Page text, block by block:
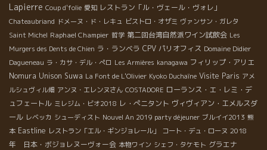
Lapierre Coup d'folie 愛知 レストラン「ル・ヴェール・ヴォレ」
Chateaubriand ドメーヌ・ド・レキュ ビストロ・オザミ ヴァンサン・ガレタ
Saint Michel Raphael Champier 哲学 第二回台湾自然派ワイン試飲会 Les
Murgers des Dents de Chien ラ・ランベラ CPV パリオフィス Domaine Didier
Dagueneau ラ・カサ・デル・ぺロ Les Armières kanagawa フィリップ・アリエ
Nomura Unison Suwa La Font de L'Olivier Kyoko Duchaîne Visite Paris アメ
ルシュヴィル畑 アンヌ・エレンヌさん COSTADORE ローランス・エ・レミ・デ
ュフェートル ミレジム・ビオ2018 レ・ぺニタント ヴィヴィアン・エメルスダ
ール レベッカ シューディスト Nouvel An 2019 party déjeuner ブルイイ2013 熊
本 Eastline レストラン「エル・ギンジョレール」 コート・デュ・ローヌ 2018
年 日本・ボジョレヌーヴォー会 本物ワイン シェフ・タケモト グラエナ